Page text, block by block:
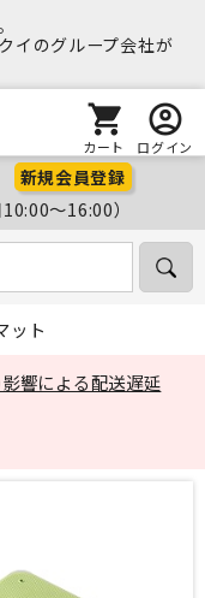
イのグループ会社が
カート ログイン
新規会員登録
10:00～16:00）
ット
響による配送遅延